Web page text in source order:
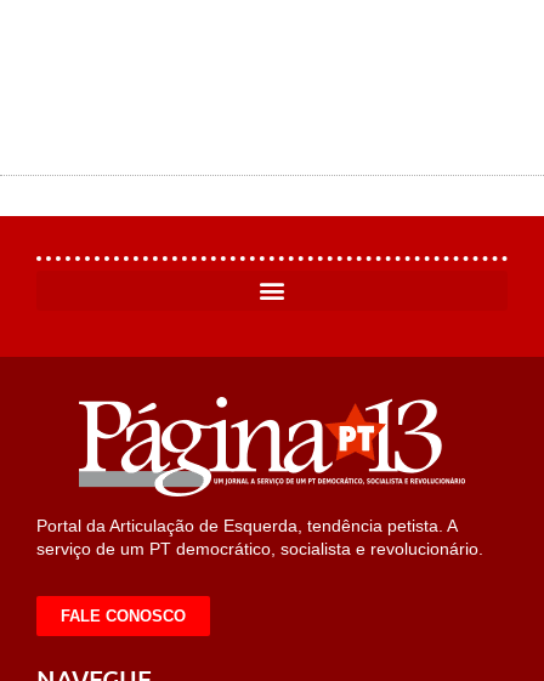
Portal da Articulação de Esquerda, tendência petista. A
serviço de um PT democrático, socialista e revolucionário.
FALE CONOSCO